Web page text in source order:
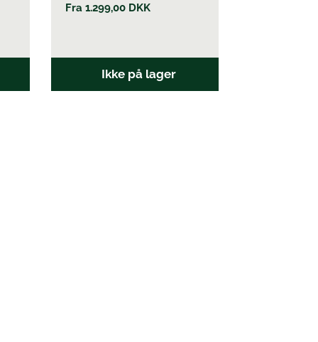
Fra 1.299,00 DKK
Ikke på lager